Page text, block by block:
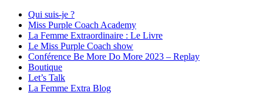
Qui suis-je ?
Miss Purple Coach Academy
La Femme Extraordinaire : Le Livre
Le Miss Purple Coach show
Conférence Be More Do More 2023 – Replay
Boutique
Let’s Talk
La Femme Extra Blog